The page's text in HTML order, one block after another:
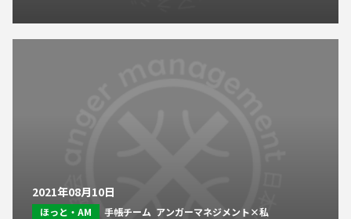
2021年08月10日
ほっと・AM 手帳チーム アンガーマネジメント×私